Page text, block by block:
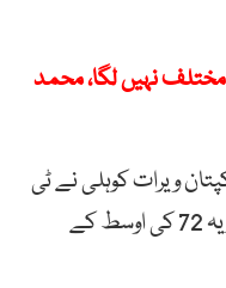
نہیں لگا، محمد
ویرات کوہلی نے ٹی
20 کرکٹ میں ایک ہزار رنز 52 اعشاریہ 72 کی اوسط کے